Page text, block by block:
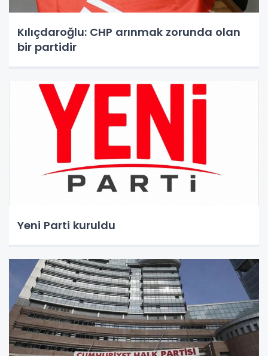
Kılıçdaroğlu: CHP arınmak zorunda olan
bir partidir
Yeni Parti kuruldu